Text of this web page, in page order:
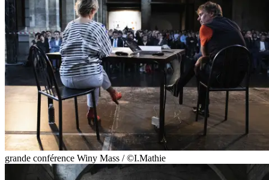
grande conférence Winy Mass / ©I.Mathie